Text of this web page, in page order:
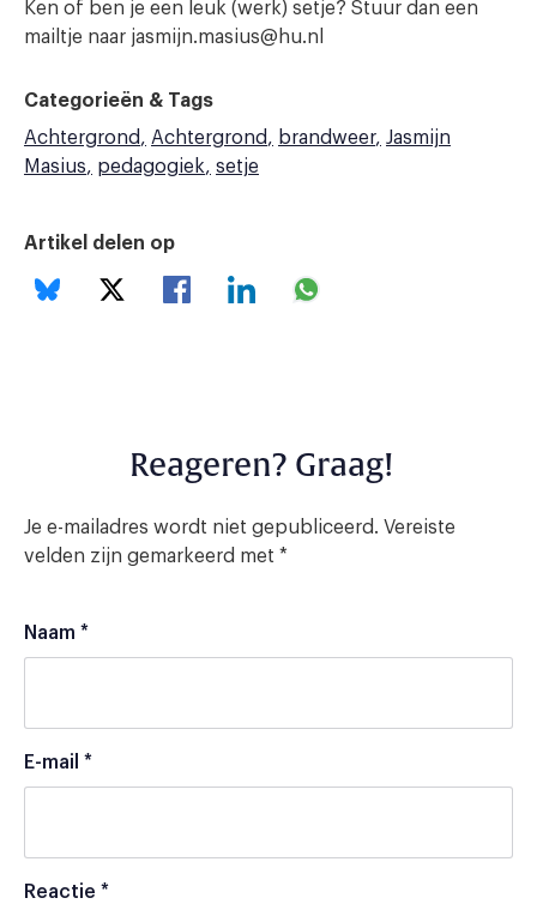
Ken of ben je een leuk (werk) setje? Stuur dan een
mailtje naar jasmijn.masius@hu.nl
Categorieën & Tags
Achtergrond
Achtergrond brandweer Jasmijn
Masius
pedagogiek setje
Artikel delen op
Reageren? Graag!
Je e-mailadres wordt niet gepubliceerd. Vereiste
velden zijn gemarkeerd met *
Naam *
E-mail *
Reactie *